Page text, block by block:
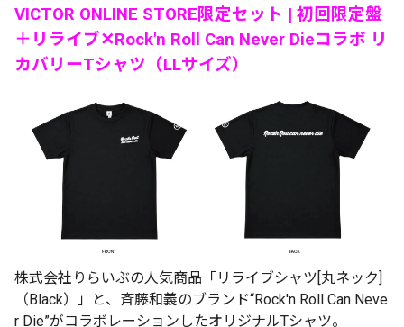
VICTOR ONLINE STORE限定セット | 初回限定盤
＋リライブ✕Rock'n Roll Can Never Dieコラボ リ
カバリーTシャツ（LLサイズ）
株式会社りらいぶの人気商品「リライブシャツ[丸ネック]
（Black）」と、斉藤和義のブランド“Rock'n Roll Can Neve
r Die”がコラボレーションしたオリジナルTシャツ。